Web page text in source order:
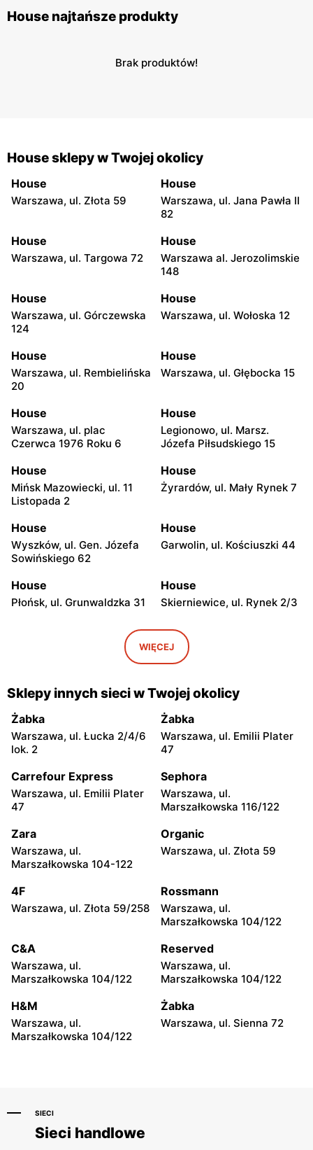
House najtańsze produkty
Brak produktów!
House sklepy w Twojej okolicy
House
Warszawa, ul. Złota 59
House
Warszawa, ul. Jana Pawła II
82
House
Warszawa, ul. Targowa 72
House
Warszawa al. Jerozolimskie
148
House
Warszawa, ul. Górczewska
124
House
Warszawa, ul. Wołoska 12
House
Warszawa, ul. Rembielińska
20
House
Warszawa, ul. Głębocka 15
House
Warszawa, ul. plac
Czerwca 1976 Roku 6
House
Legionowo, ul. Marsz.
Józefa Piłsudskiego 15
House
Mińsk Mazowiecki, ul. 11
Listopada 2
House
Żyrardów, ul. Mały Rynek 7
House
Wyszków, ul. Gen. Józefa
Sowińskiego 62
House
Garwolin, ul. Kościuszki 44
House
Płońsk, ul. Grunwaldzka 31
House
Skierniewice, ul. Rynek 2/3
House
Ciechanów, ul.
Władysławowo 65
House
Kozienice, ul. Warszawska
9
House
Siedlce, ul. Józefa
Piłsudskiego 74
House
144
House
Żeromskiego 17
House
Grzecznarowskiego 28
House
House House
House
Gorbatowa 28
House
Ostrołęka, ul. Bartosza
House
Warszawska 1
House
Kopernika 1B
House House
WIĘCEJ
Sklepy innych sieci w Twojej okolicy
Żabka
Warszawa, ul. Łucka 2/4/6
lok. 2
Żabka
Warszawa, ul. Emilii Plater
47
Carrefour Express
Warszawa, ul. Emilii Plater
47
Sephora
Warszawa, ul.
Marszałkowska 116/122
Zara
Warszawa, ul.
Marszałkowska 104-122
Organic
Warszawa, ul. Złota 59
4F
Warszawa, ul. Złota 59/258
Rossmann
Warszawa, ul.
Marszałkowska 104/122
C&A
Warszawa, ul.
Marszałkowska 104/122
Reserved
Warszawa, ul.
Marszałkowska 104/122
H&M
Warszawa, ul.
Marszałkowska 104/122
Żabka
Warszawa, ul. Sienna 72
SIECI
Sieci handlowe